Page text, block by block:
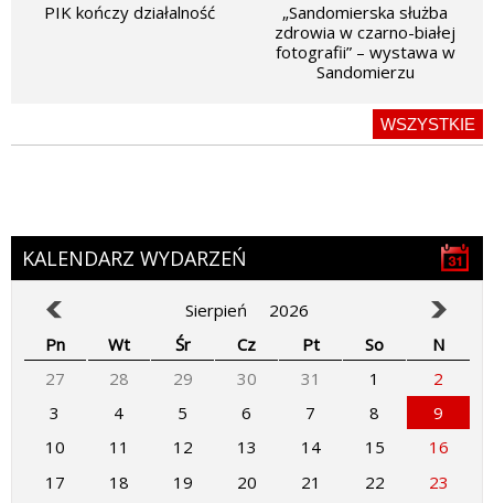
PIK kończy działalność
„Sandomierska służba
zdrowia w czarno-białej
fotografii” – wystawa w
Sandomierzu
WSZYSTKIE
KALENDARZ WYDARZEŃ
Sierpień
2026
Pn
Wt Śr Cz Pt So
N
27
28 29 30 31 1
2
3
4 5 6 7 8
9
10
11 12 13 14 15
16
17
18 19 20 21 22
23